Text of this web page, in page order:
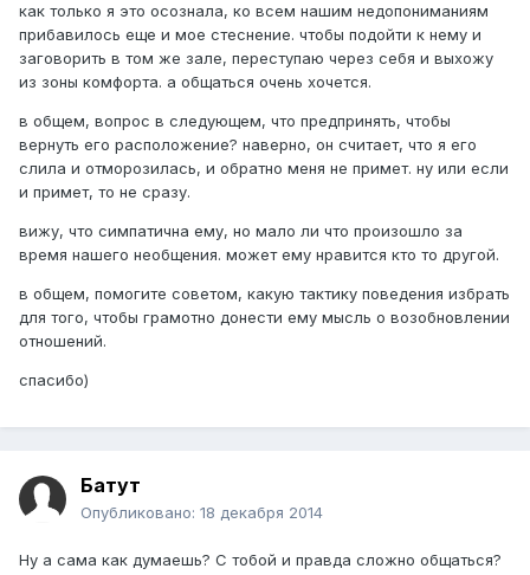
как только я это осознала, ко всем нашим недопониманиям
прибавилось еще и мое стеснение. чтобы подойти к нему и
заговорить в том же зале, переступаю через себя и выхожу
из зоны комфорта. а общаться очень хочется.
в общем, вопрос в следующем, что предпринять, чтобы
вернуть его расположение? наверно, он считает, что я его
слила и отморозилась, и обратно меня не примет. ну или если
и примет, то не сразу.
вижу, что симпатична ему, но мало ли что произошло за
время нашего необщения. может ему нравится кто то другой.
в общем, помогите советом, какую тактику поведения избрать
для того, чтобы грамотно донести ему мысль о возобновлении
отношений.
спасибо)
Батут
Опубликовано: 18 декабря 2014
Ну а сама как думаешь? С тобой и правда сложно общаться?